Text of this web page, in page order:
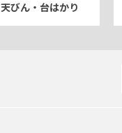
天びん・台はかり